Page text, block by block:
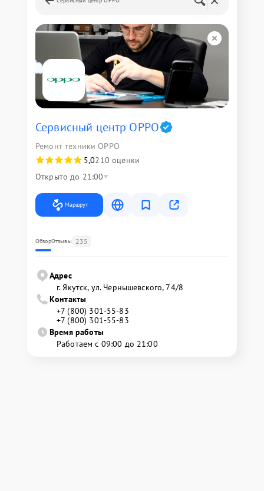
Сервисный центр OPPO
Ремонт техники OPPO
5,0210 оценки
Открыто до 21:00
Маршрут
ОбзорОтзывы 235
Адрес
г. Якутск, ул. Чернышевского, 74/8
Контакты
+7 (800) 301-55-83
+7 (800) 301-55-83
Время работы
Работаем с 09:00 до 21:00